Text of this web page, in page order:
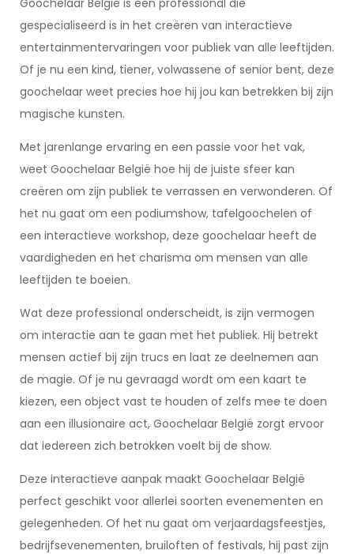
Goochelaar België is een professional die
gespecialiseerd is in het creëren van interactieve
entertainmentervaringen voor publiek van alle leeftijden.
Of je nu een kind, tiener, volwassene of senior bent, deze
goochelaar weet precies hoe hij jou kan betrekken bij zijn
magische kunsten.
Met jarenlange ervaring en een passie voor het vak,
weet Goochelaar België hoe hij de juiste sfeer kan
creëren om zijn publiek te verrassen en verwonderen. Of
het nu gaat om een podiumshow, tafelgoochelen of
een interactieve workshop, deze goochelaar heeft de
vaardigheden en het charisma om mensen van alle
leeftijden te boeien.
Wat deze professional onderscheidt, is zijn vermogen
om interactie aan te gaan met het publiek. Hij betrekt
mensen actief bij zijn trucs en laat ze deelnemen aan
de magie. Of je nu gevraagd wordt om een kaart te
kiezen, een object vast te houden of zelfs mee te doen
aan een illusionaire act, Goochelaar België zorgt ervoor
dat iedereen zich betrokken voelt bij de show.
Deze interactieve aanpak maakt Goochelaar België
perfect geschikt voor allerlei soorten evenementen en
gelegenheden. Of het nu gaat om verjaardagsfeestjes,
bedrijfsevenementen, bruiloften of festivals, hij past zijn